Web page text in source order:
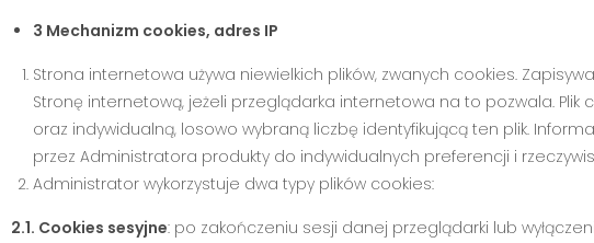
3 Mechanizm cookies, adres IP
Strona internetowa używa niewielkich plików, zwanych cookies.
Stronę internetową, jeżeli przeglądarka internetowa na to pozwala. Plik
oraz indywidualną, losowo wybraną liczbę identyfikującą ten plik.
przez Administratora produkty do indywidualnych preferencji i
Administrator wykorzystuje dwa typy plików cookies:
2.1. Cookies sesyjne: po zakończeniu sesji danej przeglądarki lub